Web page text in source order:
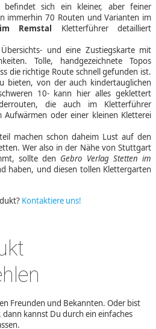
sich ein kleiner, aber feiner
immerhin 70 Routen und Varianten im
Remstal Kletterführer detailliert
und eine Zustiegskarte mit
Tolle, handgezeichnete Topos
die richtige Route schnell gefunden ist.
bieten, von der auch kindertauglichen
10- kann hier alles geklettert
die auch im Kletterführer
Aufwärmen oder einer kleinen Kletterei
machen schon daheim Lust auf den
Wer also in der Nähe von Stuttgart
sollte den Gebro Verlag Stetten im
haben, und diesen tollen Klettergarten
Kontaktiere uns!
Freunden und Bekannten. Oder bist
kannst Du durch ein einfaches